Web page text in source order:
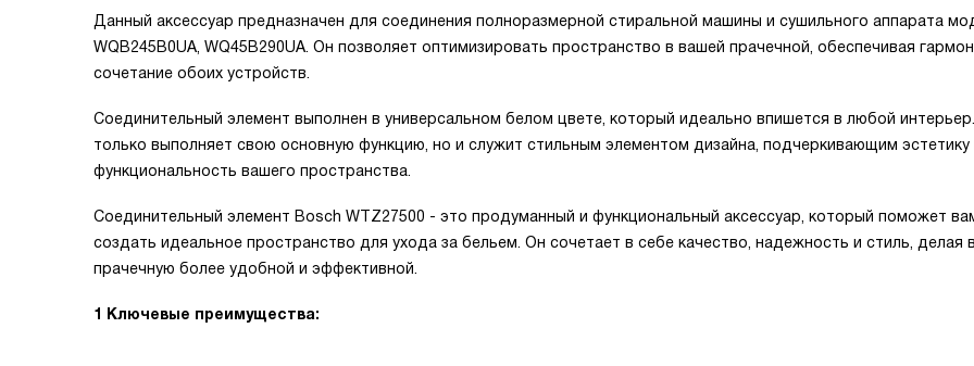
Данный аксессуар предназначен для соединения полноразмерной стиральной машины и сушильного аппарата
WQB245B0UA, WQ45B290UA. Он позволяет оптимизировать пространство в вашей прачечной, обеспечивая
сочетание обоих устройств.
Соединительный элемент выполнен в универсальном белом цвете, который идеально впишется в любой
только выполняет свою основную функцию, но и служит стильным элементом дизайна, подчеркивающим эстетику
функциональность вашего пространства.
Соединительный элемент Bosch WTZ27500 - это продуманный и функциональный аксессуар, который поможет
создать идеальное пространство для ухода за бельем. Он сочетает в себе качество, надежность и стиль, делая
прачечную более удобной и эффективной.
1 Ключевые преимущества: